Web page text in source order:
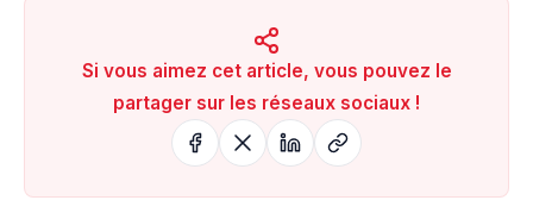
Si vous aimez cet article, vous pouvez le
partager sur les réseaux sociaux !